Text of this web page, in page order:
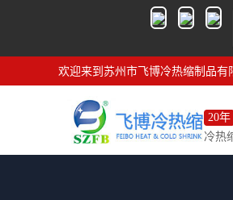
欢迎来到苏州市飞博冷热缩制品有
20年
冷热